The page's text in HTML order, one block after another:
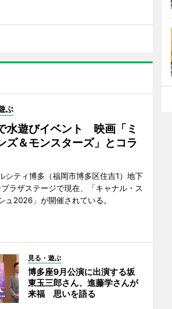
ぶ
水遊びイベント 映画「ミ
ズ＆モンスターズ」とコラ
シティ博多（福岡市博多区住吉1）地下
ラザステージで現在、「キャナル・ス
ュ2026」が開催されている。
見る・遊ぶ
博多座9月公演に出演する坂
東玉三郎さん、進藤学さんが
来福 思いを語る